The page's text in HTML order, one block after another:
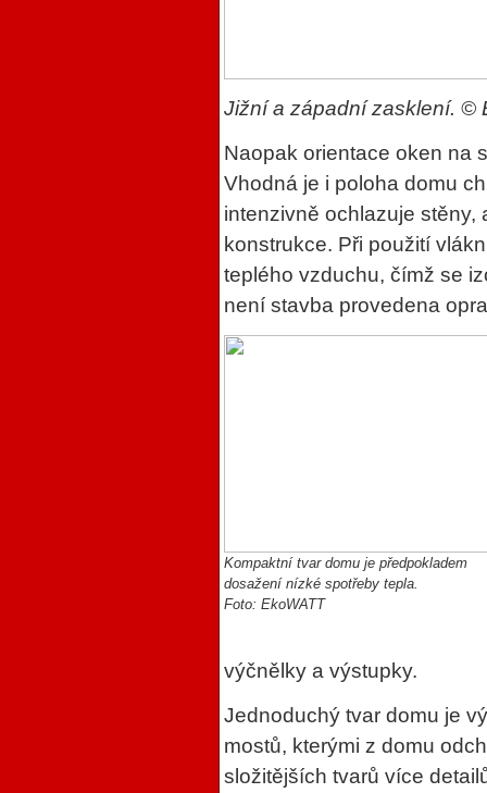
Jižní a západní zasklení. ©
Naopak orientace oken na
Vhodná je i poloha domu
intenzivně ochlazuje stěny,
konstrukce. Při použití
teplého vzduchu, čímž se
není stavba provedena
Kompaktní tvar domu je předpokladem
dosažení nízké spotřeby tepla.
Foto: EkoWATT
výčnělky a výstupky.
Jednoduchý tvar domu je
mostů, kterými z domu
složitějších tvarů více